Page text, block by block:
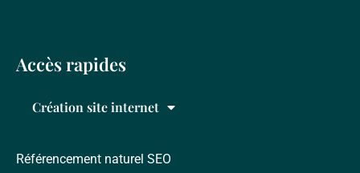
Accès rapides
Création site internet
Référencement naturel SEO